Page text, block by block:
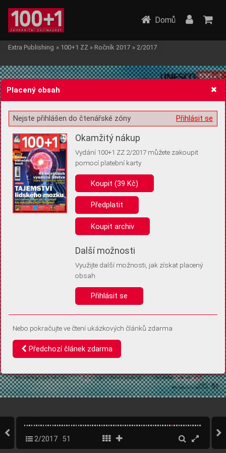
Žádost o souhlas s ukládáním volitelných informací
Pro základní fungování webu nepotřebujeme ukládat žádné informace
(tzv. cookies apod.). Rádi bychom vás ale požádali o souhlas s
uložením volitelných informací:
Anonymní unikátní ID
Díky němu příště poznáme, že se jedná o stejné zařízení, a
Identifikátor je zcela anonymní.
Vaše souhlasy a odmítnutí si ukládáme do vašeho zařízení, abychom se
vás už příště znovu neptali. Můžete je kdykoli později upravit ve Správě
Domů
Extra Publishing » 100+1 ZZ » Ročník 2017 » 2/2017
2/2017 51
Placený obsah
Přihlásit se
Nejste přihlášen do čtenářské zóny
Okamžitý nákup
Vydání 100+1 ZZ 2/2017 můžete zakoupit
pomocí platební karty
Koupit (39 Kč)
Předplatit
Koupit archiv
Další možnosti
Využijte další možnosti, jak získat placený
obsah
Přihlásit se
Nebo pokračujte ve čtení ukázkových článků zdarma
Předchozí článek zdarma